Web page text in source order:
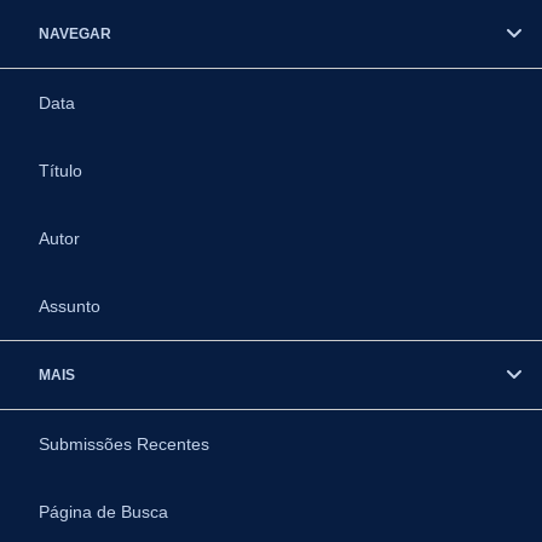
NAVEGAR
Data
Título
Autor
Assunto
MAIS
Submissões Recentes
Página de Busca